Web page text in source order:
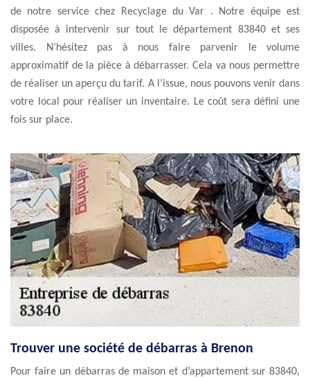
de notre service chez Recyclage du Var . Notre équipe est
disposée à intervenir sur tout le département 83840 et ses
villes. N’hésitez pas à nous faire parvenir le volume
approximatif de la pièce à débarrasser. Cela va nous permettre
de réaliser un aperçu du tarif. A l’issue, nous pouvons venir dans
votre local pour réaliser un inventaire. Le coût sera défini une
fois sur place.
Trouver une société de débarras à Brenon
Pour faire un débarras de maison et d’appartement sur 83840,